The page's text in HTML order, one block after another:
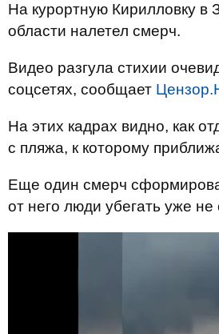
На курортную Кирилловку в
области налетел смерч.
Видео разгула стихии
соцсетях, сообщает
На этих кадрах видно, как
с пляжа, к которому
Еще один смерч
от него люди убегать уже не